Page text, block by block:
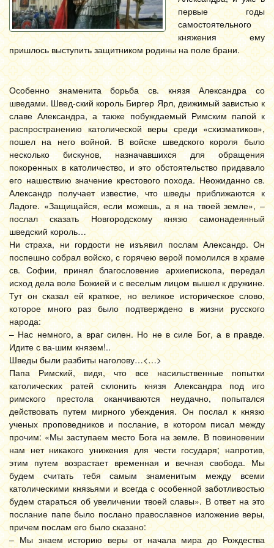
первые годы
самостоятельного
княжения ему
пришлось выступить защитником родины на поле брани.
Особенно знаменита борьба св. князя Александра со
шведами. Швед-ский король Биргер Ярл, движимый завистью к
славе Александра, а также побуждаемый Римским папой к
распространению католической веры среди «схизматиков»,
пошел на него войной. В войске шведского короля было
несколько бискунов, назначавшихся для обращения
покоренных в католичество, и это обстоятельство придавало
его нашествию значение крестового похода. Неожиданно св.
Александр получает известие, что шведы приближаются к
Ладоге. «Защищайся, если можешь, а я на твоей земле», –
послал сказать Новгородскому князю самонадеянный
шведский король…
Ни страха, ни гордости не изъявил послам Александр. Он
поспешно собрал войско, с горячею верой помолился в храме
св. Софии, принял благословение архиепископа, передал
исход дела воле Божией и с веселым лицом вышел к дружине.
Тут он сказал ей краткое, но великое историческое слово,
которое много раз было подтверждено в жизни русского
народа:
– Нас немного, а враг силен. Но не в силе Бог, а в правде.
Идите с ва-шим князем!..
Шведы были разбиты наголову…<…>
Папа Римский, видя, что все насильственные попытки
католических ратей склонить князя Александра под иго
римского престола оканчиваются неудачно, попытался
действовать путем мирного убеждения. Он послал к князю
ученых проповедников и послание, в котором писал между
прочим: «Мы заступаем место Бога на земле. В повиновении
нам нет никакого унижения для чести государя; напротив,
этим путем возрастает временная и вечная свобода. Мы
будем считать тебя самым знаменитым между всеми
католическими князьями и всегда с особенной заботливостью
будем стараться об увеличении твоей славы». В ответ на это
послание папе было послано православное изложение веры,
причем послам его было сказано:
– Мы знаем историю веры от начала мира до Рождества